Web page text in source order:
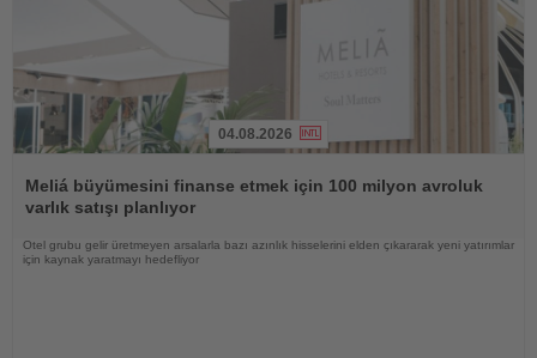
Oku
04.08.2026
Meliá büyümesini finanse etmek için 100 milyon avroluk
varlık satışı planlıyor
Otel grubu gelir üretmeyen arsalarla bazı azınlık hisselerini elden çıkararak yeni yatırımlar
için kaynak yaratmayı hedefliyor